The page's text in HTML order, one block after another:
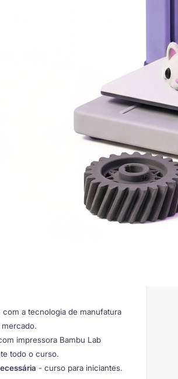
com a tecnologia de manufatura
impressora Bambu Lab
todo o curso.
- curso para iniciantes.